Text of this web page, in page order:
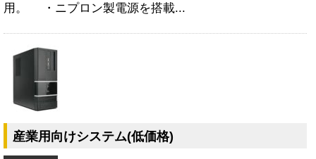
用。 ・ニプロン製電源を搭載...
産業用向けシステム(低価格)